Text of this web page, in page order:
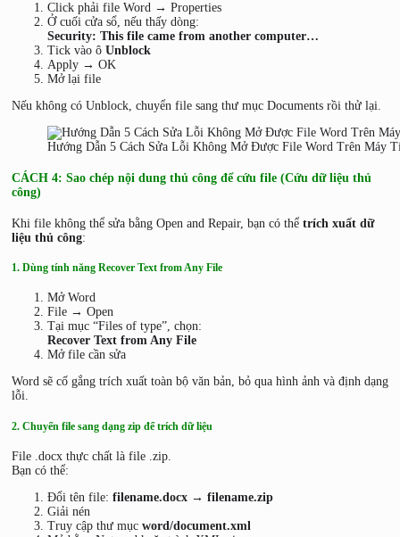
Click phải file Word → Properties
Ở cuối cửa sổ, nếu thấy dòng:
Security: This file came from another computer…
Tick vào ô Unblock
Apply → OK
Mở lại file
Nếu không có Unblock, chuyển file sang thư mục Documents rồi thử lại.
Hướng Dẫn 5 Cách Sửa Lỗi Không Mở Được File Word Trên Máy
CÁCH 4: Sao chép nội dung thủ công để cứu file (Cứu dữ liệu thủ
công)
Khi file không thể sửa bằng Open and Repair, bạn có thể trích xuất dữ
liệu thủ công:
1. Dùng tính năng Recover Text from Any File
Mở Word
File → Open
Tại mục “Files of type”, chọn:
Recover Text from Any File
Mở file cần sửa
Word sẽ cố gắng trích xuất toàn bộ văn bản, bỏ qua hình ảnh và định dạng
lỗi.
2. Chuyển file sang dạng zip để trích dữ liệu
File .docx thực chất là file .zip.
Bạn có thể:
Đổi tên file: filename.docx → filename.zip
Giải nén
Truy cập thư mục word/document.xml